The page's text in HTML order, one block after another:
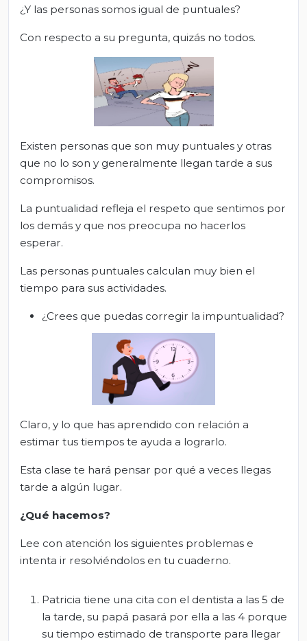
¿Y las personas somos igual de puntuales?
Con respecto a su pregunta, quizás no todos.
Existen personas que son muy puntuales y otras
que no lo son y generalmente llegan tarde a sus
compromisos.
La puntualidad refleja el respeto que sentimos por
los demás y que nos preocupa no hacerlos
esperar.
Las personas puntuales calculan muy bien el
tiempo para sus actividades.
¿Crees que puedas corregir la impuntualidad?
Claro, y lo que has aprendido con relación a
estimar tus tiempos te ayuda a lograrlo.
Esta clase te hará pensar por qué a veces llegas
tarde a algún lugar.
¿Qué hacemos?
Lee con atención los siguientes problemas e
intenta ir resolviéndolos en tu cuaderno.
Patricia tiene una cita con el dentista a las 5 de
la tarde, su papá pasará por ella a las 4 porque
su tiempo estimado de transporte para llegar